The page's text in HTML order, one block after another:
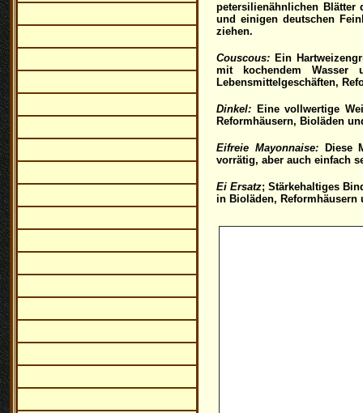
petersilienähnlichen
und einigen deutschen
ziehen.
Couscous: Ein
mit kochendem
Lebensmittelgeschäften,
Dinkel: Eine vollwertige
Reformhäusern, Bioläden
Eifreie Mayonnaise:Diese
vorrätig, aber auch einfach
Ei Ersatz; Stärkehaltiges
in Bioläden, Reformhäusern